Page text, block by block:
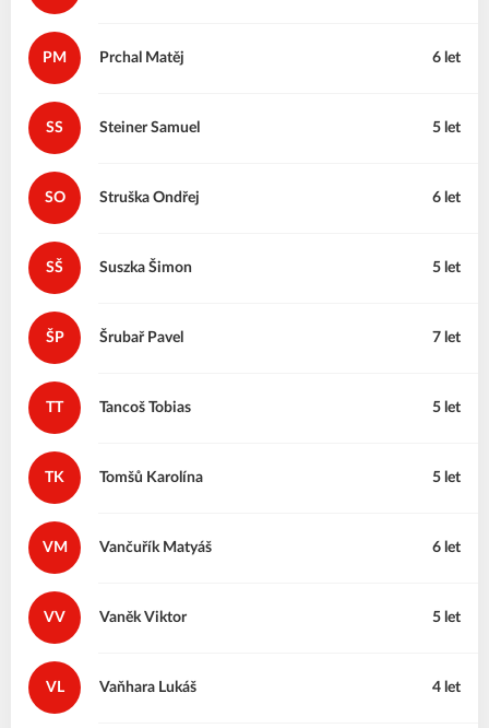
PM Matěj
Prchal 6 let
SS Samuel
Steiner 5 let
SO Ondřej
Struška 6 let
SŠ Šimon
Suszka 5 let
ŠP Pavel
Šrubař 7 let
TT Tobias
Tancoš 5 let
TK Karolína
Tomšů 5 let
VM Matyáš
Vančuřík 6 let
VV Viktor
Vaněk 5 let
VL Lukáš
Vaňhara 4 let